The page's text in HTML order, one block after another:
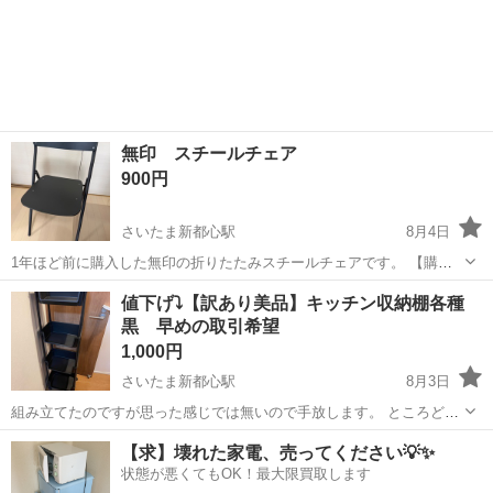
無印 スチールチェア
900円
さいたま新都心駅
8月4日
1年ほど前に購入した無印の折りたたみスチールチェアです。 【購入
時価格】7990円 【サイズ】縦：79cm、横：45cm、奥行き：50cm
【傷などの状態】特に目立った傷はありません。 ドタキャンしない
方、中古品のた...
埼玉 さいたま市 さいたま新都心駅
値下げ⤵️【訳あり美品】キッチン収納棚各種
黒 早めの取引希望
1,000円
さいたま新都心駅
8月3日
組み立てたのですが思った感じでは無いので手放します。 ところどこ
ろ力が足りずはめ込みきれてません💦 タイヤ部分は組み立て中に一部
破損あるのもあります。そのため【ジャンク】としての方は800円でど
うですか？？ 高さ約11...
埼玉 さいたま市 さいたま新都心駅 収納家具 ジャンク
【求】壊れた家電、売ってください💡✨
状態が悪くてもOK！最大限買取します